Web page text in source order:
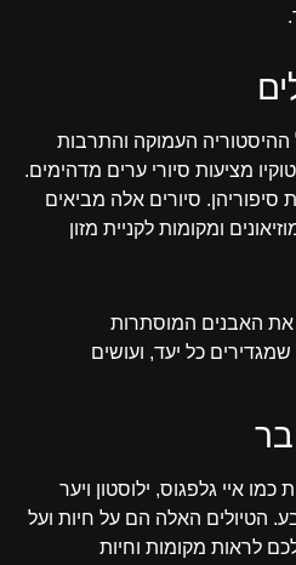
העמוקה והתרבות
מציעות סיורי ערים מדהימים.
סיפוריהן. סיורים אלה מביאים
ומקומות לקניית מזון
את האבנים המוסתרות
כל יעד, ועושים
בר
איי גלפגוס, ילוסטון ויער
הטיולים האלה הם על חיות ועל
לראות מקומות וחיות